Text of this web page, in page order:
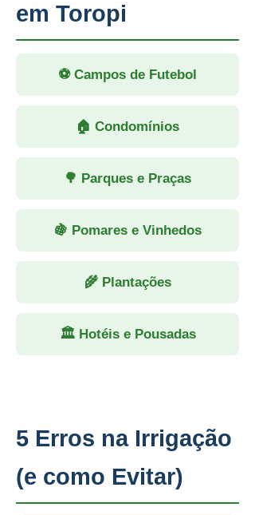
em Toropi
⚽ Campos de Futebol
🏠 Condomínios
🌳 Parques e Praças
🍇 Pomares e Vinhedos
🌾 Plantações
🏛 Hotéis e Pousadas
5 Erros na Irrigação
(e como Evitar)